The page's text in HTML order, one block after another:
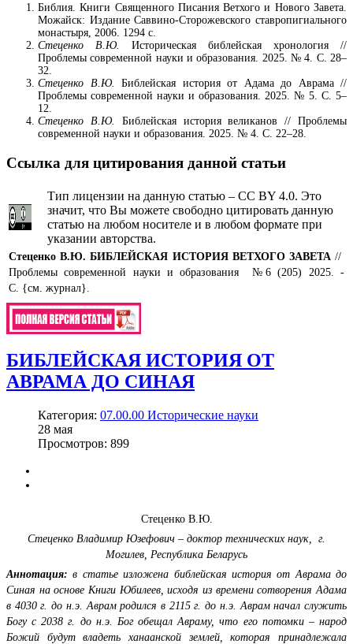
Библия. Книги Священного Писания Ветхого и Нового Завета.
Можайск: Издание Саввино-Сторожевского ставропигиального
монастыря, 2006. 1294 с.
Стеценко В.Ю.
Историческая библейская хронология //
Проблемы современной науки и образования. 2025. № 4. С. 28–
32.
Стеценко В.Ю.
Библейская история от Адама до Аврама //
Проблемы современной науки и образования. 2025. № 5. С. 5–
12.
Стеценко В.Ю.
Библейская история великанов // Проблемы
современной науки и образования. 2025. № 4. С. 22–28.
Ссылка для цитирования данной статьи
Тип лицензии на данную статью – CC BY 4.0. Это
значит, что Вы можете свободно цитировать данную
статью на любом носителе и в любом формате при
указании авторства.
Стеценко В.Ю. БИБЛЕЙСКАЯ ИСТОРИЯ ВЕТХОГО ЗАВЕТА //
Проблемы современной науки и образования №6 (205) 2025. -
С. {см. журнал}.
БИБЛЕЙСКАЯ ИСТОРИЯ ОТ
АВРАМА ДО СИНАЯ
Категория: 07.00.00 Исторические науки
28 мая
Просмотров: 899
Стеценко В.Ю.
Стеценко Владимир Юзефович – доктор технических наук, г.
Могилев, Республика Беларусь
Аннотация:в статье изложена библейская история от Аврама до
Синая на основе Книги Юбилеев, исходя из времени сотворения Адама
в 4030 г. до н.э. Аврам родился в 2115 г. до н.э. Аврам начал служить
Богу с 2038 г. до н.э. Бог обещал Авраму, что его потомки – народ
Божий будут владеть ханаанской землей, которая принадлежала